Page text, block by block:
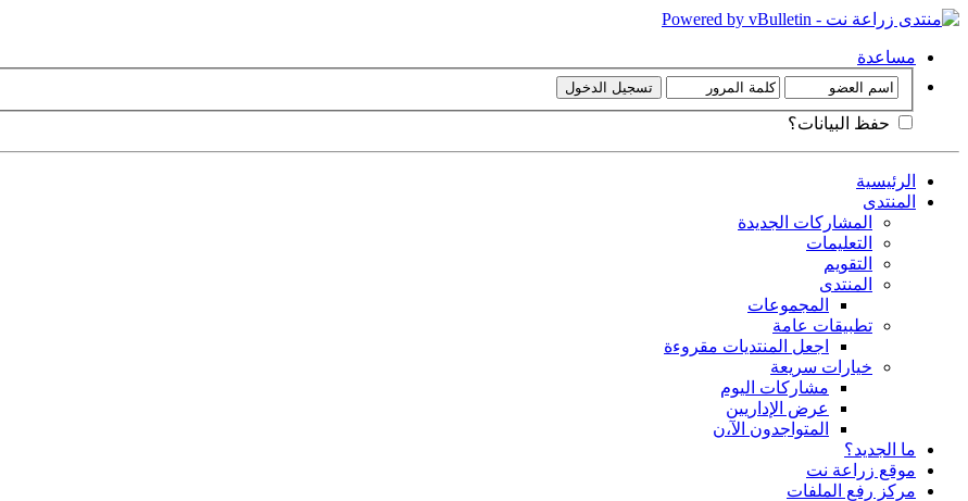
مساعدة
حفظ البيانات؟
الرئيسية
المنتدى
المشاركات الجديدة
التعليمات
التقويم
المنتدى
المجموعات
تطبيقات عامة
اجعل المنتديات مقروءة
خيارات سريعة
مشاركات اليوم
عرض الإداريين
المتواجدون الآ،ن
ما الجديد؟
موقع زراعة نت
مركز رفع الملفات